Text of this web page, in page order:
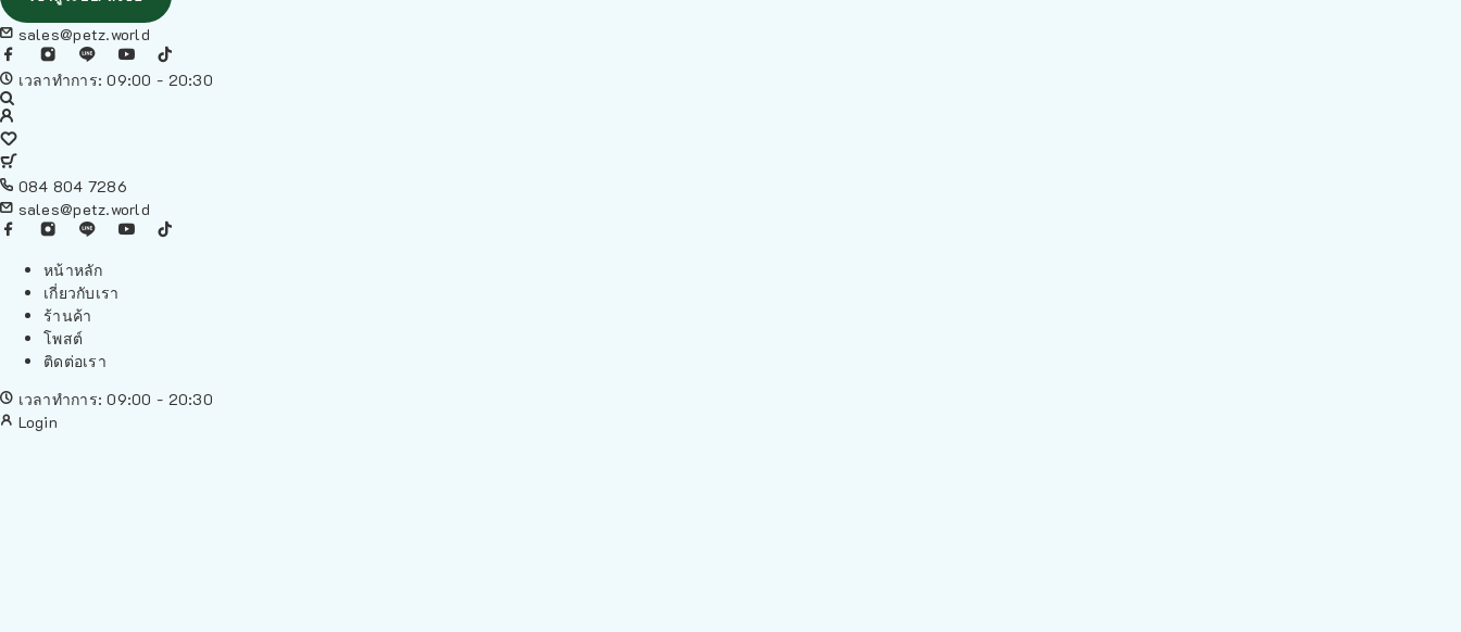
sales@petz.world
เวลาทำการ: 09:00 - 20:30
084 804 7286
sales@petz.world
หน้าหลัก
เกี่ยวกับเรา
ร้านค้า
โพสต์
ติดต่อเรา
เวลาทำการ: 09:00 - 20:30
Login